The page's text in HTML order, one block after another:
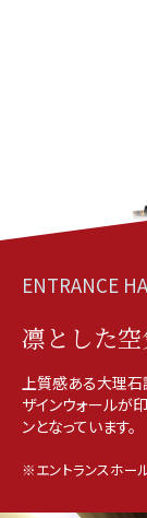
ENTRANCE
凛とした空
上質感ある大理石
ザインウォールが
ンとなっています。
※エントランスホー